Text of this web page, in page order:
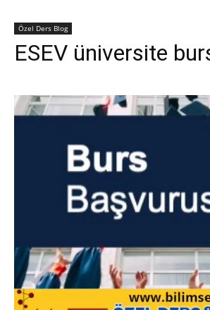
Özel Ders Blog
ESEV üniversite